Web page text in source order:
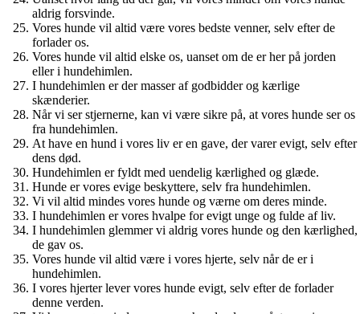
aldrig forsvinde.
Vores hunde vil altid være vores bedste venner, selv efter de
forlader os.
Vores hunde vil altid elske os, uanset om de er her på jorden
eller i hundehimlen.
I hundehimlen er der masser af godbidder og kærlige
skænderier.
Når vi ser stjernerne, kan vi være sikre på, at vores hunde ser os
fra hundehimlen.
At have en hund i vores liv er en gave, der varer evigt, selv efter
dens død.
Hundehimlen er fyldt med uendelig kærlighed og glæde.
Hunde er vores evige beskyttere, selv fra hundehimlen.
Vi vil altid mindes vores hunde og værne om deres minde.
I hundehimlen er vores hvalpe for evigt unge og fulde af liv.
I hundehimlen glemmer vi aldrig vores hunde og den kærlighed,
de gav os.
Vores hunde vil altid være i vores hjerte, selv når de er i
hundehimlen.
I vores hjerter lever vores hunde evigt, selv efter de forlader
denne verden.